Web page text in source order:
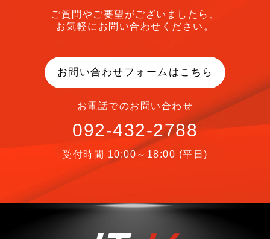
ご質問やご要望がございましたら、
お気軽にお問い合わせください。
お問い合わせフォームはこちら
お電話でのお問い合わせ
092-432-2788
受付時間 10:00～18:00 (平日)